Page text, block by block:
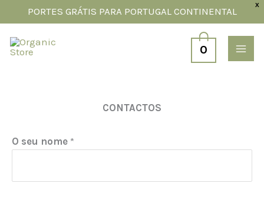
X
PORTES GRÁTIS PARA PORTUGAL CONTINENTAL
to
content
0
CONTACTOS
O seu nome *